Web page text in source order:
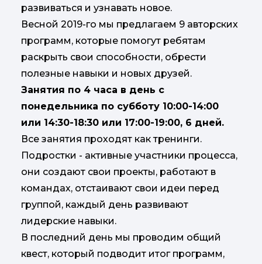
развиваться и узнавать новое.
Весной 2019-го мы предлагаем 9 авторских
программ, которые помогут ребятам
раскрыть свои способности, обрести
полезные навыки и новых друзей.
Занятия по 4 часа в день с
понедельника по субботу 10:00-14:00
или 14:30-18:30 или 17:00-19:00, 6 дней.
Все занятия проходят как тренинги.
Подростки - активные участники процесса,
они создают свои проекты, работают в
командах, отстаивают свои идеи перед
группой, каждый день развивают
лидерские навыки.
В последний день мы проводим общий
квест, который подводит итог программ,